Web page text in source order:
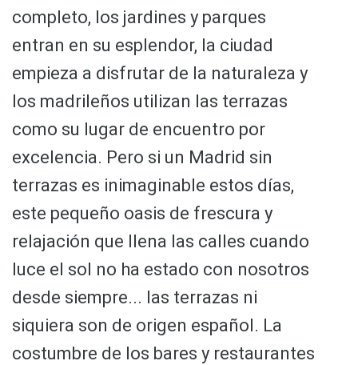
completo, los jardines y parques
entran en su esplendor, la ciudad
empieza a disfrutar de la naturaleza y
los madrileños utilizan las terrazas
como su lugar de encuentro por
excelencia. Pero si un Madrid sin
terrazas es inimaginable estos días,
este pequeño oasis de frescura y
relajación que llena las calles cuando
luce el sol no ha estado con nosotros
desde siempre... las terrazas ni
siquiera son de origen español. La
costumbre de los bares y restaurantes